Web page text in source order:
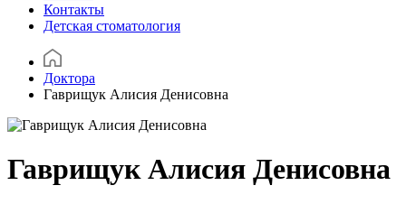
Контакты
Детская стоматология
Доктора
Гаврищук Алисия Денисовна
Гаврищук Алисия Денисовна